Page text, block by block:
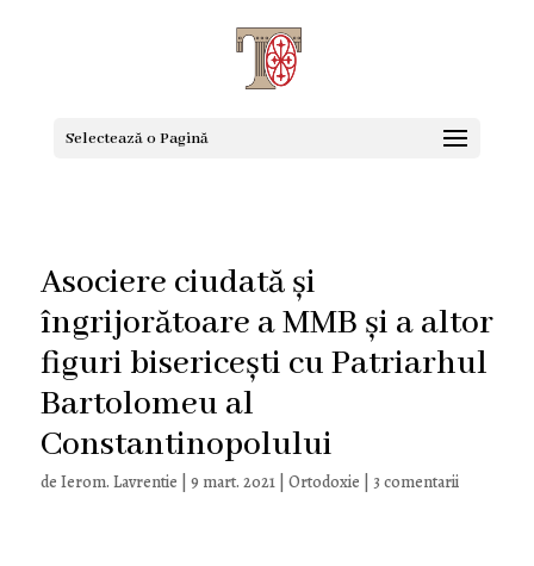
Selectează o Pagină
Asociere ciudată și
îngrijorătoare a MMB și a altor
figuri bisericești cu Patriarhul
Bartolomeu al
Constantinopolului
de Ierom. Lavrentie 9 mart. 2021| Ortodoxie 3 comentarii